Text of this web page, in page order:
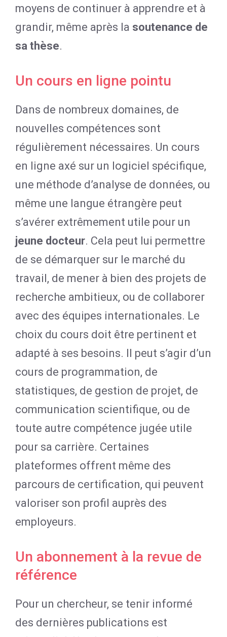
moyens de continuer à apprendre et à
grandir, même après la soutenance de
sa thèse.
Un cours en ligne pointu
Dans de nombreux domaines, de
nouvelles compétences sont
régulièrement nécessaires. Un cours
en ligne axé sur un logiciel spécifique,
une méthode d’analyse de données, ou
même une langue étrangère peut
s’avérer extrêmement utile pour un
jeune docteur. Cela peut lui permettre
de se démarquer sur le marché du
travail, de mener à bien des projets de
recherche ambitieux, ou de collaborer
avec des équipes internationales. Le
choix du cours doit être pertinent et
adapté à ses besoins. Il peut s’agir d’un
cours de programmation, de
statistiques, de gestion de projet, de
communication scientifique, ou de
toute autre compétence jugée utile
pour sa carrière. Certaines
plateformes offrent même des
parcours de certification, qui peuvent
valoriser son profil auprès des
employeurs.
Un abonnement à la revue de
référence
Pour un chercheur, se tenir informé
des dernières publications est